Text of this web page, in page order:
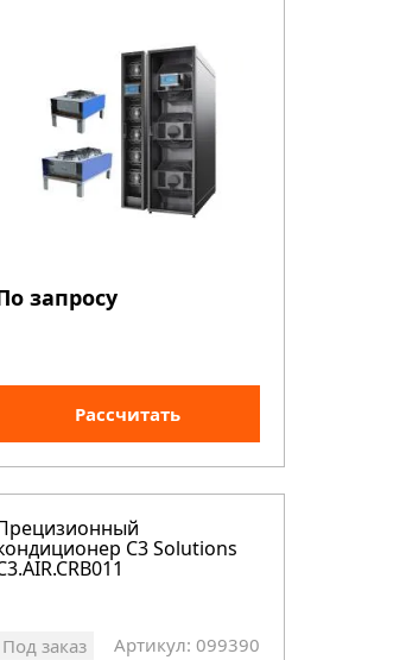
запросу
Рассчитать
C3 Solutions
Под заказ Артикул: 099390